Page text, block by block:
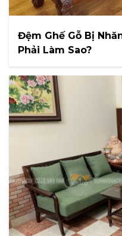
Đệm Ghế Gỗ Bị
Phải Làm Sao?